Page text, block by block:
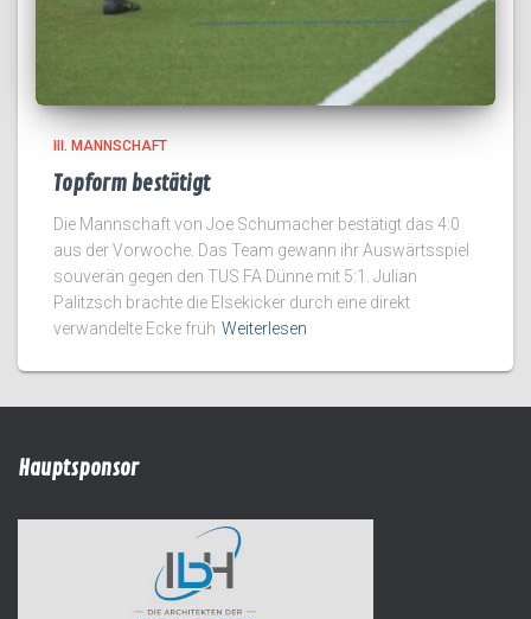
III. MANNSCHAFT
Topform bestätigt
Die Mannschaft von Joe Schumacher bestätigt das 4:0
aus der Vorwoche. Das Team gewann ihr Auswärtsspiel
souverän gegen den TUS FA Dünne mit 5:1. Julian
Palitzsch brachte die Elsekicker durch eine direkt
verwandelte Ecke früh Weiterlesen
Hauptsponsor